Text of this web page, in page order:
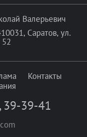
Валерьевич
Саратов, ул.
Контакты
, 39-39-41